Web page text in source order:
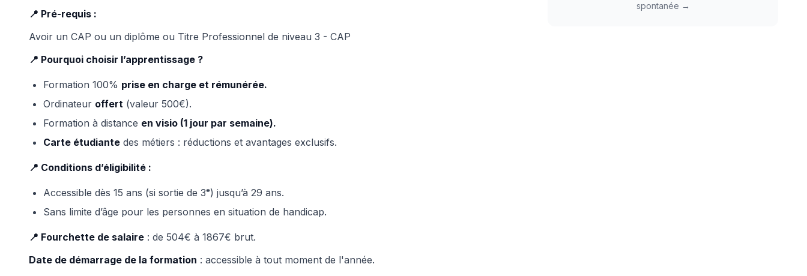
📍 Pré-requis :
Avoir un CAP ou un diplôme ou Titre Professionnel de niveau 3 - CAP
📍 Pourquoi choisir l’apprentissage ?
Formation 100% prise en charge et rémunérée.
Ordinateur offert (valeur 500€).
Formation à distance en visio (1 jour par semaine).
Carte étudiante des métiers : réductions et avantages exclusifs.
📍 Conditions d’éligibilité :
Accessible dès 15 ans (si sortie de 3ᵉ) jusqu’à 29 ans.
Sans limite d’âge pour les personnes en situation de handicap.
📍 Fourchette de salaire : de 504€ à 1867€ brut.
Date de démarrage de la formation : accessible à tout moment de l'année.
spontanée →